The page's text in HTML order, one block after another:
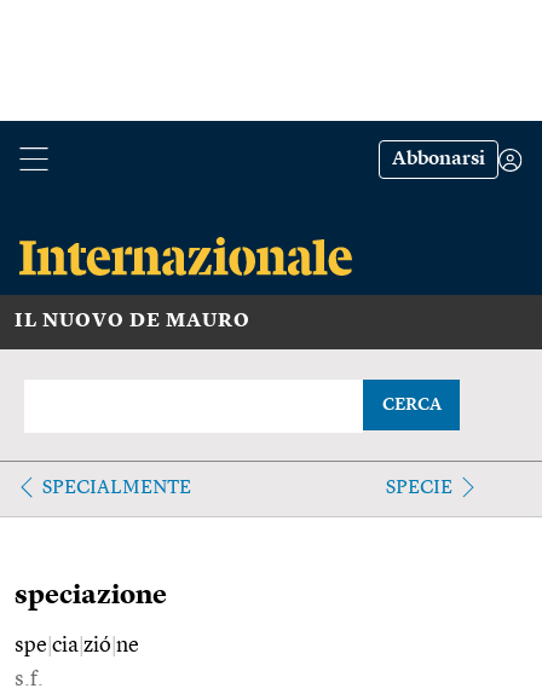
Abbonarsi
IL NUOVO DE MAURO
CERCA
SPECIALMENTE SPECIE
speciazione
spe cia zió ne
s.f.